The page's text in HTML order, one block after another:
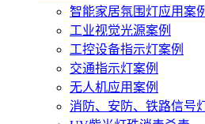
智能家居氛围灯应用案例
工业视觉光源案例
工控设备指示灯案例
交通指示灯案例
无人机应用案例
消防、安防、铁路信号